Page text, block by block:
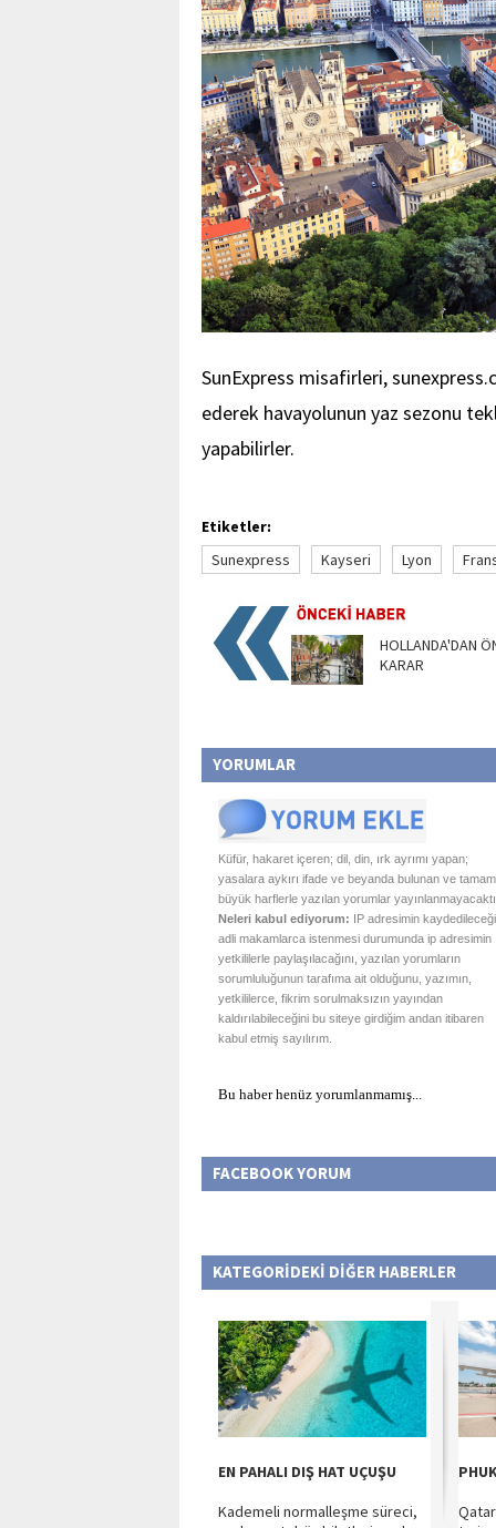
SunExpress misafirleri,
ederek havayolunun yaz sezonu
yapabilirler.
Etiketler:
Sunexpress
Kayseri Lyon
HOLLANDA'DAN
KARAR
YORUMLAR
Küfür, hakaret içeren; dil, din, ırk ayrımı yapan;
yasalara aykırı ifade ve beyanda bulunan ve
büyük harflerle yazılan yorumlar
Neleri kabul ediyorum: IP adresimin
adli makamlarca istenmesi durumunda ip adresimin
yetkililerle paylaşılacağını, yazılan yorumların
sorumluluğunun tarafıma ait olduğunu, yazımın,
yetkililerce, fikrim sorulmaksızın yayından
kaldırılabileceğini bu siteye girdiğim andan itibaren
kabul etmiş sayılırım.
Bu haber henüz yorumlanmamış...
FACEBOOK YORUM
KATEGORİDEKİ DİĞER HABERLER
EN PAHALI DIŞ HAT UÇUŞU
Kademeli normalleşme süreci,